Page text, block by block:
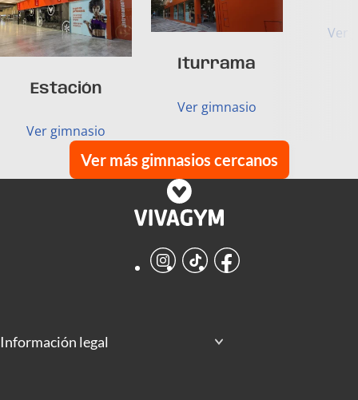
Estación
Ver gimnasio
Iturrama
Ver gimnasio
Ver
Ver más gimnasios cercanos
Instagram
TikTokFacebook
Información legal